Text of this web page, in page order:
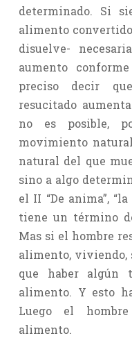
determinado. Si
alimento
disuelve-
aumento
preciso decir
resucitado
no es posible,
movimiento
natural del que
sino a algo
el II “De anima”,
tiene un término
Mas si el hombre
alimento, viviendo,
que haber algún
alimento. Y esto
Luego el
alimento.